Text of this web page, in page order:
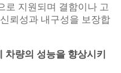
로 지원되며 결함이나 고
뢰성과 내구성을 보장합
량의 성능을 향상시키